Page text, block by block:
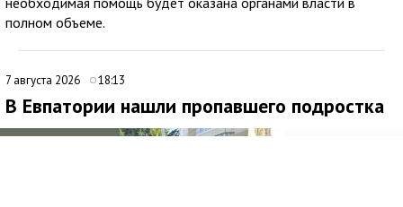
полном объеме.
7 августа 2026 18:13
В Евпатории нашли пропавшего подростка